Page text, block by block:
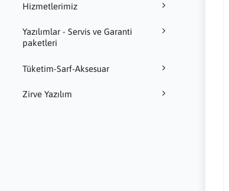
Hizmetlerimiz
Yazılımlar - Servis ve Garanti
paketleri
Tüketim-Sarf-Aksesuar
Zirve Yazılım